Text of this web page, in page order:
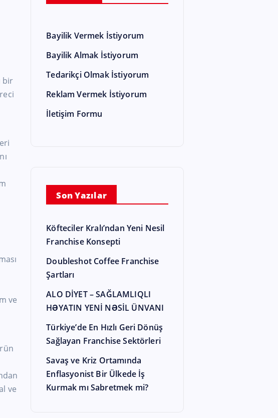
bir
ve
ve
Bayilik Vermek İstiyorum
Bayilik Almak İstiyorum
Tedarikçi Olmak İstiyorum
Reklam Vermek İstiyorum
İletişim Formu
Son Yazılar
Köfteciler Kralı’ndan Yeni Nesil
Franchise Konsepti
Doubleshot Coffee Franchise
Şartları
ALO DİYET – SAĞLAMLIQLI
HƏYATIN YENİ NƏSİL ÜNVANI
Türkiye’de En Hızlı Geri Dönüş
Sağlayan Franchise Sektörleri
Savaş ve Kriz Ortamında
Enflasyonist Bir Ülkede İş
Kurmak mı Sabretmek mi?